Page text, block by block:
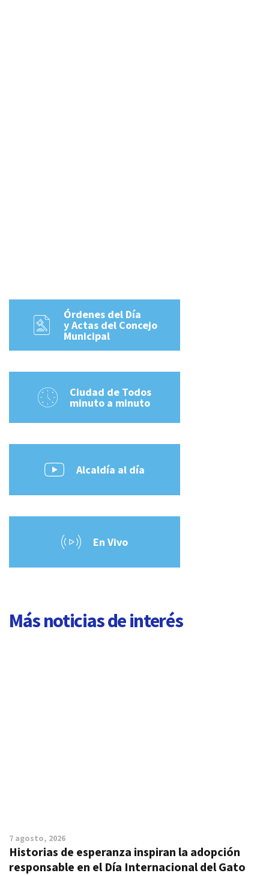
Órdenes del Día
y Actas del Concejo
Municipal
Ciudad de Todos
minuto a minuto
Alcaldía al día
En Vivo
Más noticias de interés
7 agosto, 2026
Historias de esperanza inspiran la adopción
responsable en el Día Internacional del Gato